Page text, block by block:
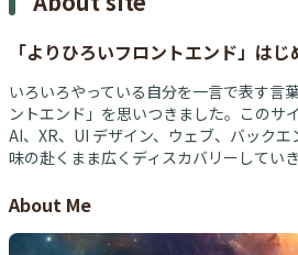
「よりひろいフロントエンド」はじ
いろいろやっている自分を一言で表す言
ントエンド」を思いつきました。このサ
AI、XR、UI デザイン、ウェブ、バック
味の赴くまま広くディスカバリーしてい
About Me